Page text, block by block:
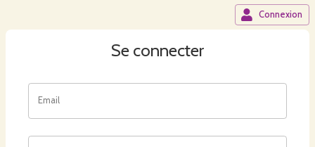
Connexion
Se connecter
Email